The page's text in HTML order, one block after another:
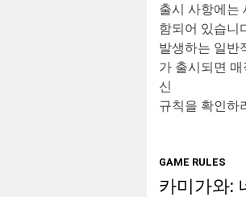
출시 사항에는
함되어 있습니
발생하는 일반
가 출시되면 매
신
규칙을 확인하
GAME RULES
카미가와: